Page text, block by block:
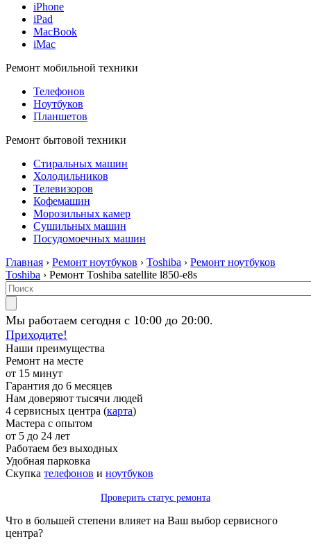
iPhone
iPad
MacBook
iMac
Ремонт мобильной техники
Телефонов
Ноутбуков
Планшетов
Ремонт бытовой техники
Стиральных машин
Холодильников
Телевизоров
Кофемашин
Морозильных камер
Сушильных машин
Посудомоечных машин
Главная › Ремонт ноутбуков › Toshiba › Ремонт ноутбуков
Toshiba › Ремонт Toshiba satellite l850-e8s
Мы работаем сегодня с 10:00 до 20:00.
Приходите!
Наши преимущества
Ремонт на месте
от 15 минут
Гарантия до 6 месяцев
Нам доверяют тысячи людей
4 сервисных центра (карта)
Мастера с опытом
от 5 до 24 лет
Работаем без выходных
Удобная парковка
Скупка телефонов и ноутбуков
Проверить статус ремонта
Что в большей степени влияет на Ваш выбор сервисного
центра?